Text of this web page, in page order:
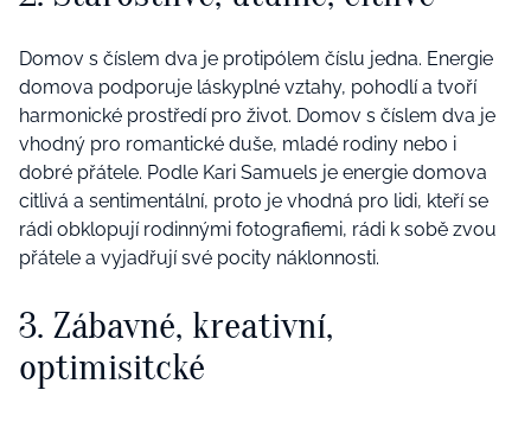
Domov s číslem dva je protipólem číslu jedna. Energie
domova podporuje láskyplné vztahy, pohodlí a tvoří
harmonické prostředí pro život. Domov s číslem dva je
vhodný pro romantické duše, mladé rodiny nebo i
dobré přátele. Podle Kari Samuels je energie domova
citlivá a sentimentální, proto je vhodná pro lidi, kteří se
rádi obklopují rodinnými fotografiemi, rádi k sobě zvou
přátele a vyjadřují své pocity náklonnosti.
3. Zábavné, kreativní,
optimisitcké